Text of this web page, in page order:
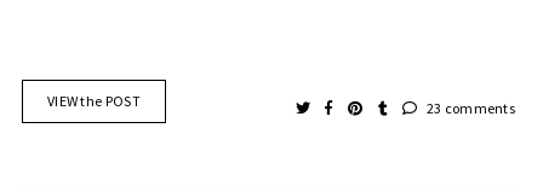
VIEW the POST 23 comments